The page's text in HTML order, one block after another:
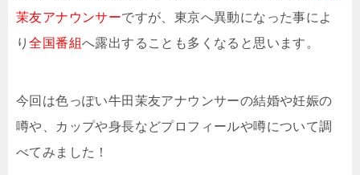
茉友アナウンサーですが、東京へ異動になった事によ
り全国番組へ露出することも多くなると思います。
今回は色っぽい牛田茉友アナウンサーの結婚や妊娠の
噂や、カップや身長などプロフィールや噂について調
べてみました！